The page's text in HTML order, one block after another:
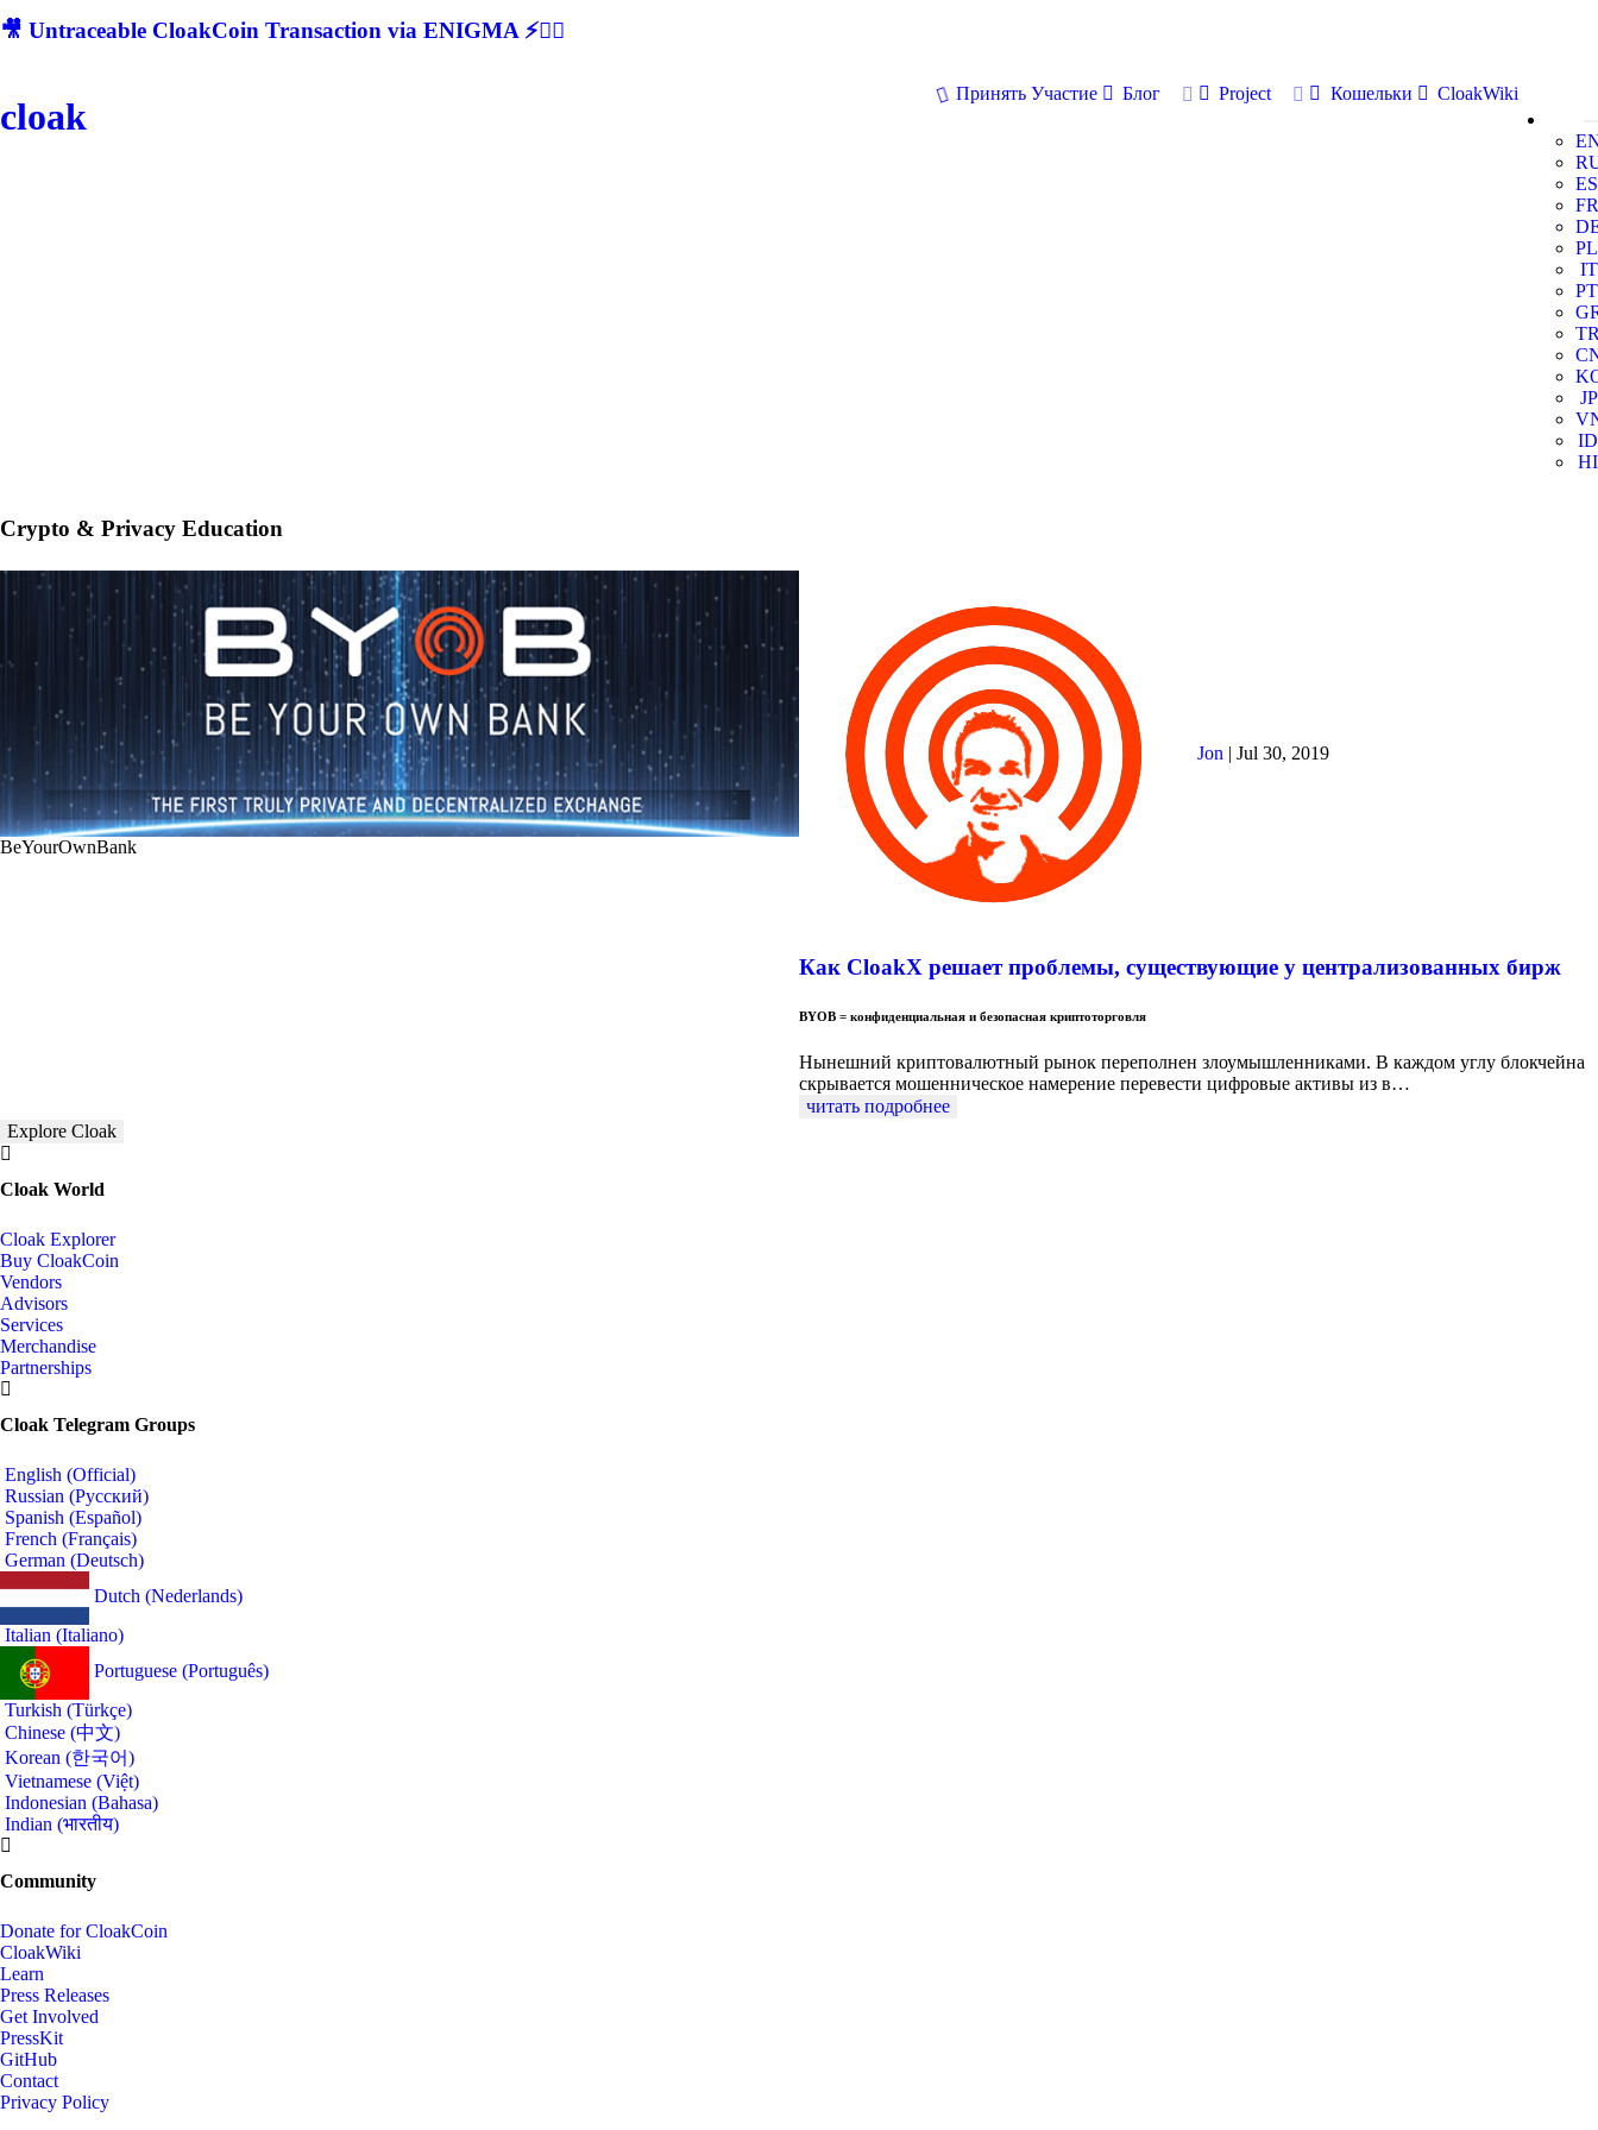
🎥 Untraceable CloakCoin Transaction via ENIGMA ⚡🕵‍♂
cloak
Принять Участие Блог Project Кошельки
CloakWiki
ES
FR
PL
IT
PT
JP
ID
HI
Crypto & Privacy Education
BeYourOwnBank
Jon | Jul 30, 2019
Как CloakX решает проблемы, существующие у централизованных бирж
BYOB = конфиденциальная и безопасная криптоторговля
Нынешний криптовалютный рынок переполнен злоумышленниками. В каждом углу блокчейна
скрывается мошенническое намерение перевести цифровые активы из в…
читать подробнее
Explore Cloak
Cloak World
Cloak Explorer
Buy CloakCoin
Vendors
Advisors
Services
Merchandise
Partnerships
Cloak Telegram Groups
English (Official)
Russian (Русский)
Spanish (Español)
French (Français)
German (Deutsch)
Dutch (Nederlands)
Italian (Italiano)
Portuguese (Português)
Turkish (Türkçe)
Chinese (中文)
Korean (한국어)
Vietnamese (Việt)
Indonesian (Bahasa)
Indian (भारतीय)
Community
Donate for CloakCoin
CloakWiki
Learn
Press Releases
Get Involved
PressKit
GitHub
Contact
Privacy Policy